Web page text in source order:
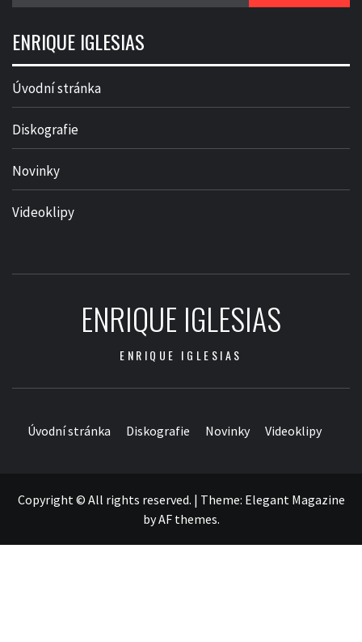
ENRIQUE IGLESIAS
Úvodní stránka
Diskografie
Novinky
Videoklipy
ENRIQUE IGLESIAS
ENRIQUE IGLESIAS
Úvodní stránka Diskografie Novinky Videoklipy
Copyright © All rights reserved. | Theme: Elegant Magazine
byAF themes.